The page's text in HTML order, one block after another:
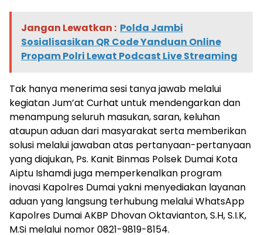
Jangan Lewatkan : Polda Jambi
Sosialisasikan QR Code Yanduan Online
Propam Polri Lewat Podcast Live Streaming
Tak hanya menerima sesi tanya jawab melalui
kegiatan Jum’at Curhat untuk mendengarkan dan
menampung seluruh masukan, saran, keluhan
ataupun aduan dari masyarakat serta memberikan
solusi melalui jawaban atas pertanyaan-pertanyaan
yang diajukan, Ps. Kanit Binmas Polsek Dumai Kota
Aiptu Ishamdi juga memperkenalkan program
inovasi Kapolres Dumai yakni menyediakan layanan
aduan yang langsung terhubung melalui WhatsApp
Kapolres Dumai AKBP Dhovan Oktavianton, S.H, S.I.K,
M.Si melalui nomor 0821-9819-8154.